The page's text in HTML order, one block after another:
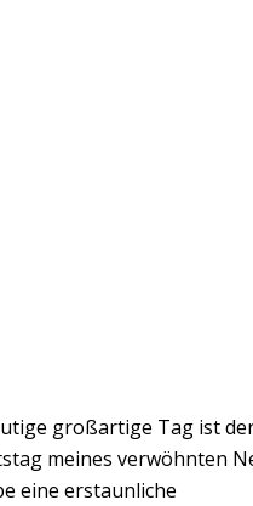
großartige Tag ist
meines verwöhnten
eine erstaunliche